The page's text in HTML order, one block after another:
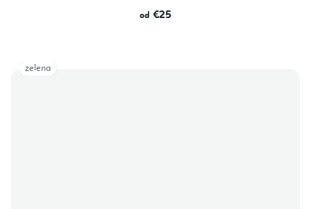
od €25
zelena